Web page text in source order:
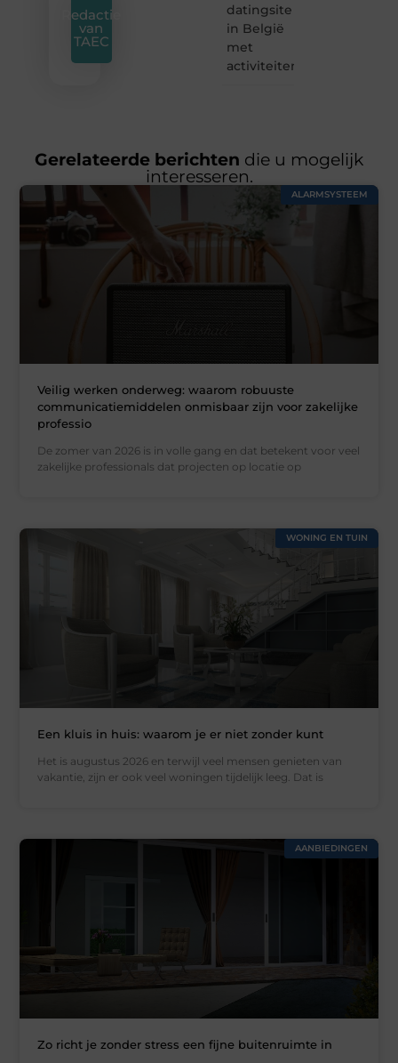
Redactie
van
TAEC
datingsite
in België
met
activiteiten
Gerelateerde berichten die u mogelijk
interesseren.
ALARMSYSTEEM
Veilig werken onderweg: waarom robuuste
communicatiemiddelen onmisbaar zijn voor zakelijke
professio
De zomer van 2026 is in volle gang en dat betekent voor veel
zakelijke professionals dat projecten op locatie op
WONING EN TUIN
Een kluis in huis: waarom je er niet zonder kunt
Het is augustus 2026 en terwijl veel mensen genieten van
vakantie, zijn er ook veel woningen tijdelijk leeg. Dat is
AANBIEDINGEN
Zo richt je zonder stress een fijne buitenruimte in